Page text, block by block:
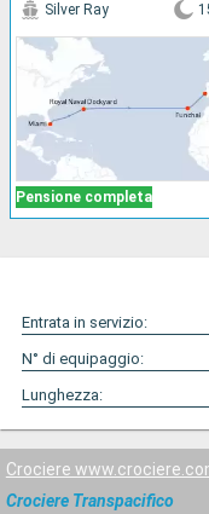
Pensione completa
Silver Ray
Entrata in servizio:
N° di equipaggio:
Lunghezza:
Crociere
Crociere Transpacifico